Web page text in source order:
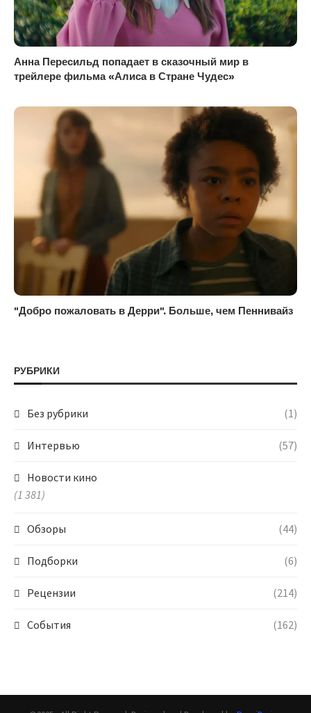
Анна Пересильд попадает в сказочный мир в
трейлере фильма «Алиса в Стране Чудес»
"Добро пожаловать в Дерри". Больше, чем Пеннивайз
РУБРИКИ
Без рубрики (1)
Интервью (57)
Новости кино
(1 381)
Обзоры (44)
Подборки (6)
Рецензии (214)
События (162)